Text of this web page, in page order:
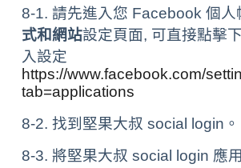
8-1. 請先進入您 Facebook 個人
式和網站設定頁面, 可直接點擊
入設定
https://www.facebook.com/
tab=applications
8-2. 找到堅果大叔 social login。
8-3. 將堅果大叔 social login 應